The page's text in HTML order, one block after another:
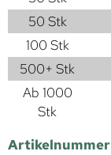
50 Stk
100 Stk
500+ Stk
Ab 1000
Stk